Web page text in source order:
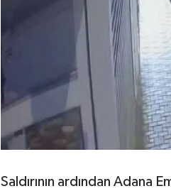
Saldırının ardından